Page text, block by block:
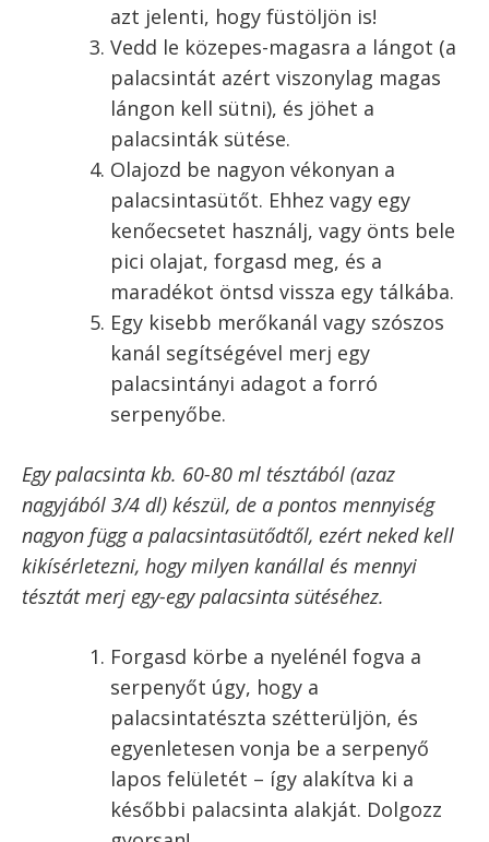
tényleg egyáltalán nem tapad, de nem is lehet
benne annyira érezni a palacsintát. Nekem személy
szerint kerámia palacsintasütőben nem sikerült
például feldobva megfordítani, míg hagyományos –
akár teflon – serpenyőben ez is könnyen
begyakorolható.
A palacsinta sütése előtt készíts elő
mindent: a palacsintatésztát, egy
kisebb méretű merőkanalat, a
palacsintasütőt és egy spatulát,
amivel meg fogod fordítani a
palacsintákat sütés közben.
Forrósítsd föl a palacsintasütőt
amennyire csak lehet. A palacsinta
sütésének talán legfőbb titka, hogy
elég forró legyen a serpenyő.
Hagyományos serpenyőt használva ez
azt jelenti, hogy füstöljön is!
Vedd le közepes-magasra a lángot (a
palacsintát azért viszonylag magas
lángon kell sütni), és jöhet a
palacsinták sütése.
Olajozd be nagyon vékonyan a
palacsintasütőt. Ehhez vagy egy
kenőecsetet használj, vagy önts bele
pici olajat, forgasd meg, és a